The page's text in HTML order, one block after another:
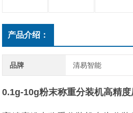
产品介绍：
品牌 清易智能
0.1g-10g粉末称重分装机高精